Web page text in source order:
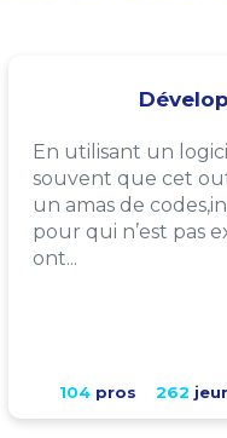
En utilisant un
souvent que cet
un amas de
pour qui n’est pas
ont...
104pros 262